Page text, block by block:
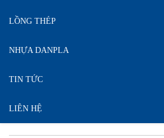
LỒNG THÉP
NHỰA DANPLA
TIN TỨC
LIÊN HỆ